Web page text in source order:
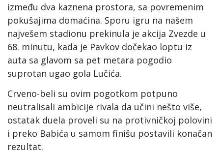
između dva kaznena prostora, sa povremenim
pokušajima domaćina. Sporu igru na našem
najvešem stadionu prekinula je akcija Zvezde u
68. minutu, kada je Pavkov dočekao loptu iz
auta sa glavom sa pet metara pogodio
suprotan ugao gola Lučića.
Crveno-beli su ovim pogotkom potpuno
neutralisali ambicije rivala da učini nešto više,
ostatak duela proveli su na protivničkoj polovini
i preko Babića u samom finišu postavili konačan
rezultat.